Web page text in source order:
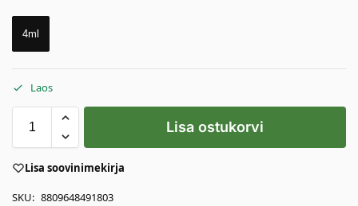
4ml
Laos
Lisa ostukorvi
Lisa soovinimekirja
SKU: 8809648491803